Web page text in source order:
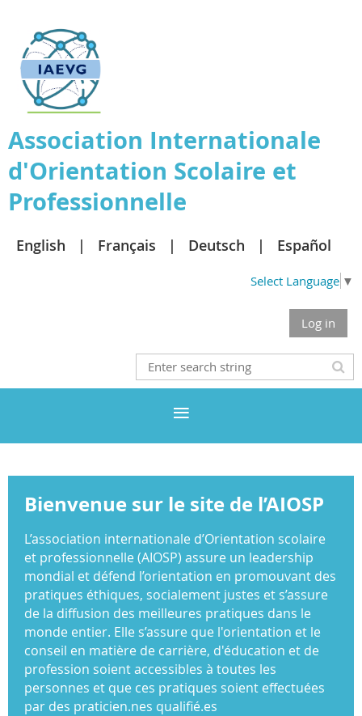
Association Internationale
d'Orientation Scolaire et
Professionnelle
English Français Deutsch Español
Select Language ▼
Log in
Bienvenue sur le site de l’AIOSP
L’association internationale d’Orientation scolaire
et professionnelle (AIOSP) assure un leadership
mondial et défend l’orientation en promouvant des
pratiques éthiques, socialement justes et s’assure
de la diffusion des meilleures pratiques dans le
monde entier. Elle s’assure que l'orientation et le
conseil en matière de carrière, d'éducation et de
profession soient accessibles à toutes les
personnes et que ces pratiques soient effectuées
par des praticien.nes qualifié.es